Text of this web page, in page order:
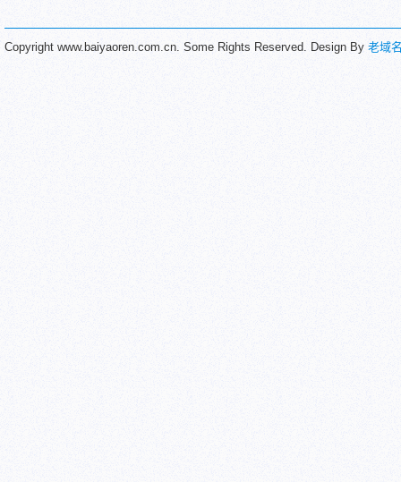
Copyright www.baiyaoren.com.cn. Some Rights Reserved. Design By 老域